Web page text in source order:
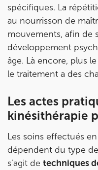
spécifiques. La
au nourrisson de
mouvements, afin de
développement
âge. Là encore, plus
le traitement a des
Les actes
kinésithérapie
Les soins effectués
dépendent du type
s’agit de techniques
28 Rue
28 Rue
01 76 21 71 41
Prenez RDV sur
Prenez RDV sur
74 Bd
Prenez RDV sur
Prenez RDV sur